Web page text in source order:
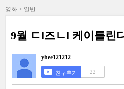
영화 > 일반
9월 ㄷl즈ㄴl 케이틀린
yhee121212
친구추가 22